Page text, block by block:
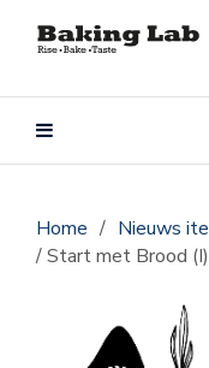
Home / Nieuws
/ Start met Brood